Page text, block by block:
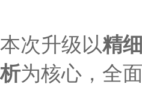
本次升级以精
析为核心，全